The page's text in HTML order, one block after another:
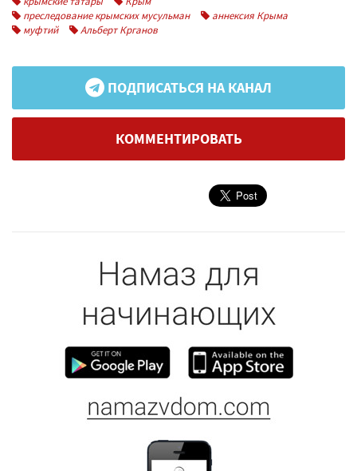
преследование крымских мусульман
аннексия Крыма
муфтий
Альберт Крганов
ПОДПИСАТЬСЯ НА КАНАЛ
КОММЕНТИРОВАТЬ